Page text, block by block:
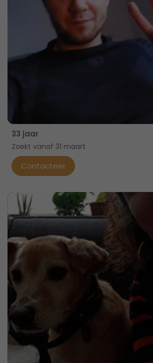
33 jaar
Zoekt vanaf 31 maart
Contacteer